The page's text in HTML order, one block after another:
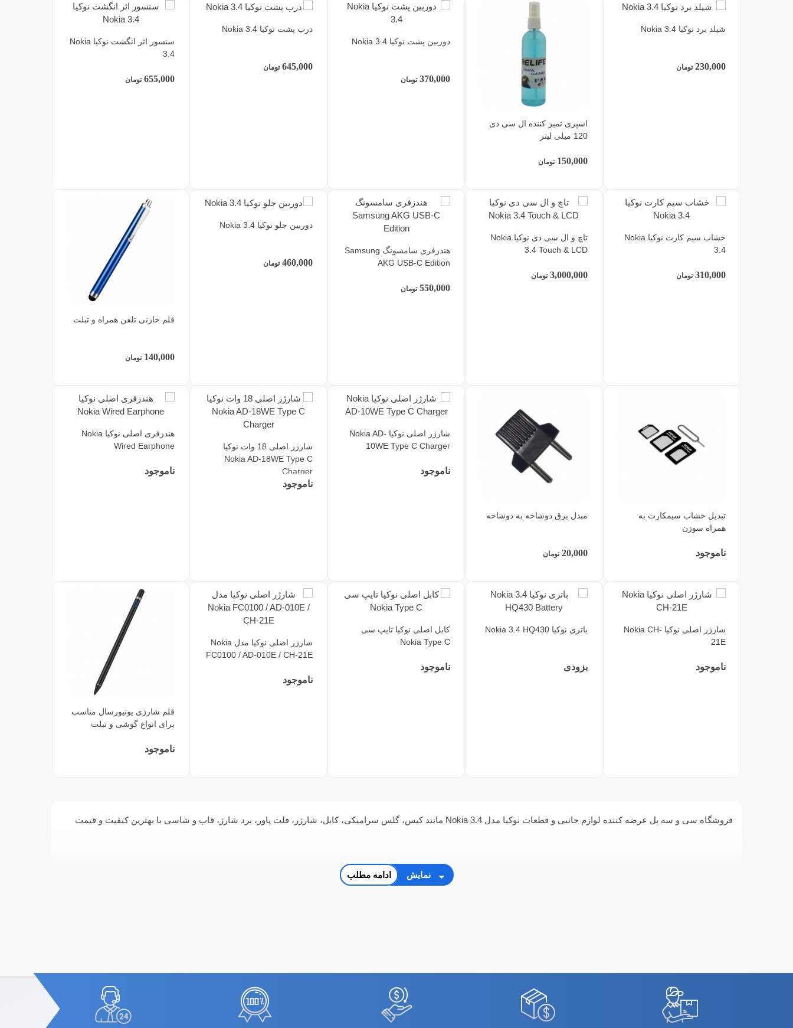
شیلد برد نوکیا Nokia 3.4
230,000 تومان
اسپری تمیز کننده ال سی دی
120 میلی لیتر
150,000 تومان
دوربین پشت نوکیا Nokia 3.4
370,000 تومان
درب پشت نوکیا Nokia 3.4
645,000 تومان
سنسور اثر انگشت نوکیا Nokia
3.4
655,000 تومان
خشاب سیم کارت نوکیا Nokia
3.4
310,000 تومان
تاچ و ال سی دی نوکیا Nokia
3.4 Touch & LCD
3,000,000 تومان
هندزفری سامسونگ Samsung
AKG USB-C Edition
550,000 تومان
دوربین جلو نوکیا Nokia 3.4
460,000 تومان
قلم خازنی تلفن همراه و تبلت
140,000 تومان
تبدیل خشاب سیمکارت به
همراه سوزن
ناموجود
مبدل برق دوشاخه به دوشاخه
20,000 تومان
شارژر اصلی نوکیا Nokia AD-
10WE Type C Charger
ناموجود
شارژر اصلی 18 وات نوکیا
Nokia AD-18WE Type C
Charger
ناموجود
هندزفری اصلی نوکیا Nokia
Wired Earphone
ناموجود
شارژر اصلی نوکیا Nokia CH-
21E
ناموجود
باتری نوکیا Nokia 3.4 HQ430
بزودی
کابل اصلی نوکیا تایپ سی
Nokia Type C
ناموجود
شارژر اصلی نوکیا مدل Nokia
FC0100 / AD-010E / CH-21E
ناموجود
قلم شارژی یونیورسال مناسب
برای انواع گوشی و تبلت
ناموجود
فروشگاه سی و سه پل عرضه کننده لوازم جانبی و قطعات نوکیا مدل Nokia 3.4 مانند کیس، گلس سرامیکی، کابل، شارژر، فلت پاور، برد شارژ، قاب و شاسی با بهترین کیفیت و قیمت
نمایش ادامه مطلب